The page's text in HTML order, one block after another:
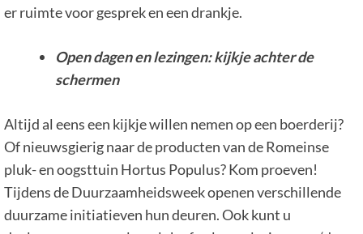
er ruimte voor gesprek en een drankje.
Open dagen en lezingen: kijkje achter de
schermen
Altijd al eens een kijkje willen nemen op een boerderij?
Of nieuwsgierig naar de producten van de Romeinse
pluk- en oogsttuin Hortus Populus? Kom proeven!
Tijdens de Duurzaamheidsweek openen verschillende
duurzame initiatieven hun deuren. Ook kunt u